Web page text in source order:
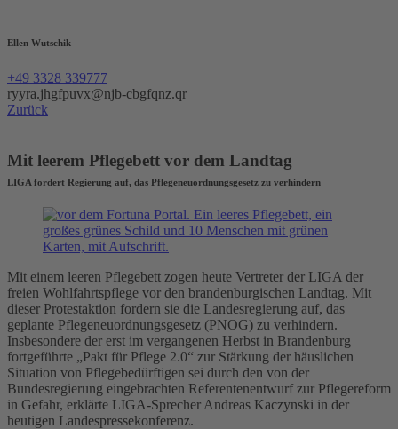
Ellen Wutschik
+49 3328 339777
ryyra.jhgfpuvx@njb-cbgfqnz.qr
Zurück
Mit leerem Pflegebett vor dem Landtag
LIGA fordert Regierung auf, das Pflegeneuordnungsgesetz zu verhindern
Mit einem leeren Pflegebett zogen heute Vertreter der LIGA der
freien Wohlfahrtspflege vor den brandenburgischen Landtag. Mit
dieser Protestaktion fordern sie die Landesregierung auf, das
geplante Pflegeneuordnungsgesetz (PNOG) zu verhindern.
Insbesondere der erst im vergangenen Herbst in Brandenburg
fortgeführte „Pakt für Pflege 2.0“ zur Stärkung der häuslichen
Situation von Pflegebedürftigen sei durch den von der
Bundesregierung eingebrachten Referentenentwurf zur Pflegereform
in Gefahr, erklärte LIGA-Sprecher Andreas Kaczynski in der
heutigen Landespressekonferenz.